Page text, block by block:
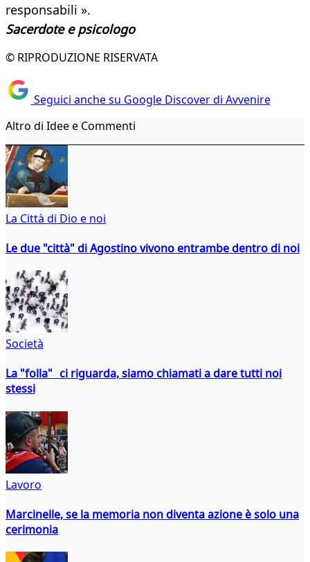
responsabili ».
Sacerdote e psicologo
© RIPRODUZIONE RISERVATA
Seguici anche su Google Discover di Avvenire
Altro di Idee e Commenti
La Città di Dio e noi
Le due "città" di Agostino vivono entrambe dentro di noi
Società
La "folla" ci riguarda, siamo chiamati a dare tutti noi
stessi
Lavoro
Marcinelle, se la memoria non diventa azione è solo una
cerimonia